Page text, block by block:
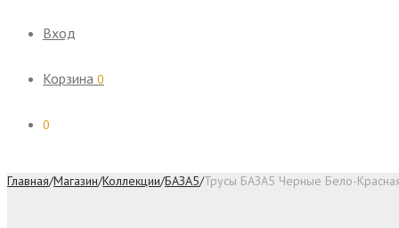
Вход
Корзина 0
0
Главная/Магазин/Коллекции/БАЗА5/Трусы БАЗА5 Черные Бело-